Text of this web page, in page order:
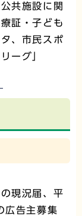
共施設に関
証・子ども
、市民スポ
ーグ」
現況届、平
広告主募集